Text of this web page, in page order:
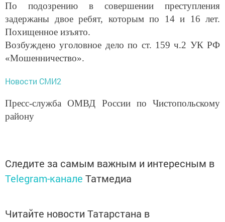
По подозрению в совершении преступления
задержаны двое ребят, которым по 14 и 16 лет.
Похищенное изъято.
Возбуждено уголовное дело по ст. 159 ч.2 УК РФ
«Мошенничество».
Новости СМИ2
Пресс-служба ОМВД России по Чистопольскому
району
Следите за самым важным и интересным в
Telegram-канале Татмедиа
Читайте новости Татарстана в